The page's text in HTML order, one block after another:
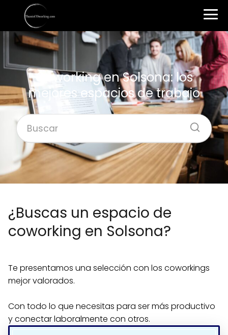
Coworking en Solsona: los
mejores espacios de trabajo
¿Buscas un espacio de
coworking en Solsona?
Te presentamos una selección con los coworkings
mejor valorados.
Con todo lo que necesitas para ser más productivo
y conectar laboralmente con otros.